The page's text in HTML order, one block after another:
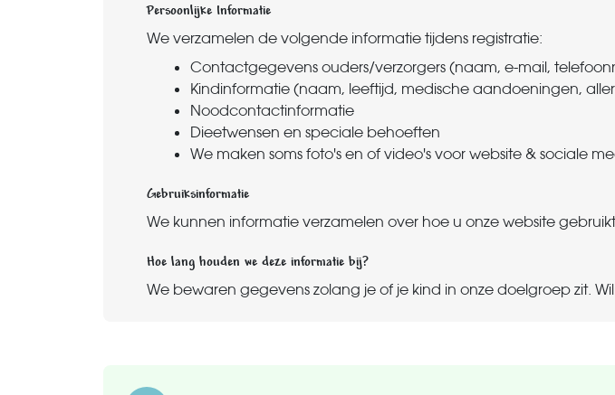
Persoonlijke Informatie
We verzamelen de volgende informatie tijdens registratie:
Contactgegevens ouders/verzorgers (naam, e-mail,
Kindinformatie (naam, leeftijd, medische aandoeningen,
Noodcontactinformatie
Dieetwensen en speciale behoeften
We maken soms foto's en of video's voor website & sociale
Gebruiksinformatie
We kunnen informatie verzamelen over hoe u onze website
Hoe lang houden we deze informatie bij?
We bewaren gegevens zolang je of je kind in onze doelgroep zit.